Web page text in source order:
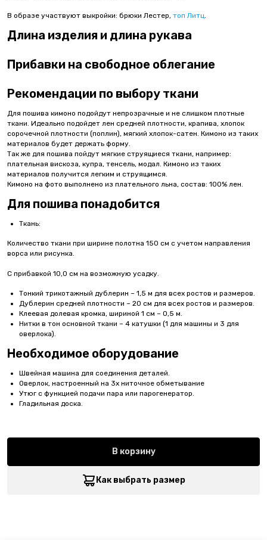
В образе участвуют выкройки: брюки Лестер, топ Литц.
Длина изделия и длина рукава
Прибавки на свободное облегание
Рекомендации по выбору ткани
Для пошива кимоно подойдут непрозрачные и не слишком плотные
ткани. Идеально подойдет лен средней плотности, крапива, хлопок
сорочечной плотности (поплин), мягкий хлопок-сатен. Кимоно из таких
материалов будет держать форму.
Так же для пошива пойдут мягкие струящиеся ткани, например:
плательная вискоза, купра, тенсель, модал. Кимоно из таких
материалов получится легким и струящимся.
Кимоно на фото выполнено из плательного льна, состав: 100% лен.
Для пошива понадобится
Ткань:
Количество ткани при ширине полотна 150 см с учетом направления
ворса или рисунка.
С прибавкой 10,0 см на возможную усадку.
Тонкий трикотажный дублерин – 1,5 м для всех ростов и размеров.
Дублерин средней плотности – 20 см для всех ростов и размеров.
Клеевая долевая кромка, шириной 1 см – 0,5 м.
Нитки в тон основной ткани – 4 катушки (1 для машины и 3 для
оверлока).
Необходимое оборудование
Швейная машина для соединения деталей.
Оверлок, настроенный на 3х ниточное обметывание
Утюг с функцией подачи пара или парогенератор.
Гладильная доска.
В корзину
Как выбрать размер